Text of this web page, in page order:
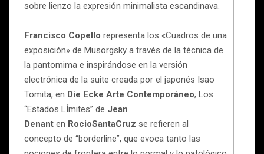
sobre lienzo la expresión minimalista escandinava.
Francisco Copello representa los «Cuadros de una
exposición» de Musorgsky a través de la técnica de
la pantomima e inspirándose en la versión
electrónica de la suite creada por el japonés Isao
Tomita, en Die Ecke Arte Contemporáneo; Los
“Estados LÍmites” de Jean
Denant en RocioSantaCruz se refieren al
concepto de “borderline”, que evoca tanto las